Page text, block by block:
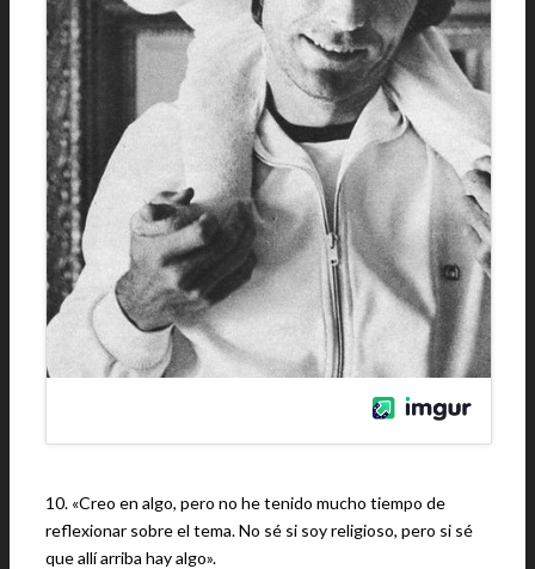
10. «Creo en algo, pero no he tenido mucho tiempo de
reflexionar sobre el tema. No sé si soy religioso, pero si sé
que allí arriba hay algo».